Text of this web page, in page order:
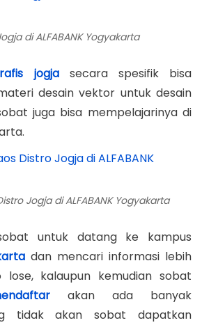
di ALFABANK Yogyakarta
jogjasecara spesifik bisa
desain vektor untuk desain
juga bisa mempelajarinya di
Jogja di ALFABANK Yogyakarta
untuk datang ke kampus
dan mencari informasi lebih
kalaupun kemudian sobat
akan ada banyak
tidak akan sobat dapatkan